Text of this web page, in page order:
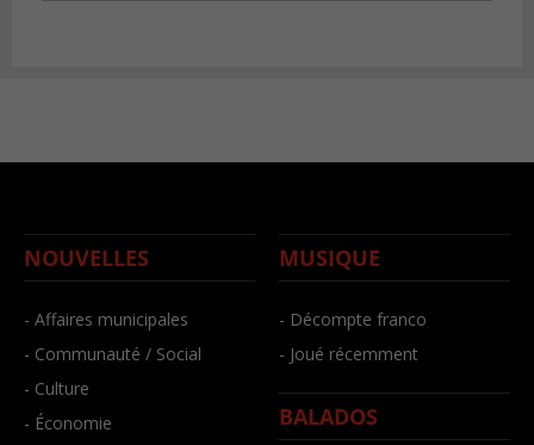
NOUVELLES
- Affaires municipales
- Communauté / Social
- Culture
- Économie
MUSIQUE
- Décompte franco
- Joué récemment
BALADOS